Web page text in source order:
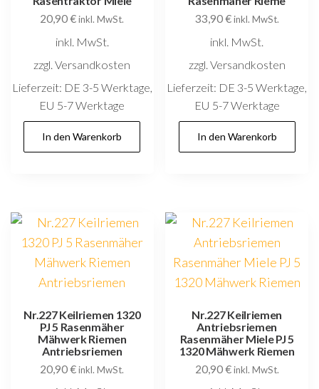
20,90€ inkl. MwSt.
inkl. MwSt.
zzgl. Versandkosten
Lieferzeit: DE 3-5 Werktage,
EU 5-7 Werktage
In den Warenkorb
33,90€ inkl. MwSt.
inkl. MwSt.
zzgl. Versandkosten
Lieferzeit: DE 3-5 Werktage,
EU 5-7 Werktage
In den Warenkorb
Nr.227 Keilriemen 1320
PJ 5 Rasenmäher
Mähwerk Riemen
Antriebsriemen
20,90€ inkl. MwSt.
Nr.227 Keilriemen
Antriebsriemen
Rasenmäher Miele PJ 5
1320 Mähwerk Riemen
20,90€ inkl. MwSt.